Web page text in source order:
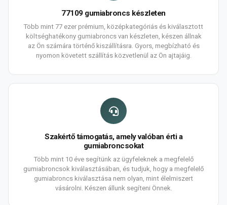
77109 gumiabroncs készleten
Több mint 77 ezer prémium, középkategóriás és kiválasztott
költséghatékony gumiabroncs van készleten, készen állnak
az Ön számára történő kiszállításra. Gyors, megbízható és
nyomon követett szállítás közvetlenül az Ön ajtajáig.
Szakértő támogatás, amely valóban érti a
gumiabroncsokat
Több mint 10 éve segítünk az ügyfeleknek a megfelelő
gumiabroncsok kiválasztásában, és tudjuk, hogy a megfelelő
gumiabroncs kiválasztása nem olyan, mint élelmiszert
vásárolni. Készen állunk segíteni Önnek.